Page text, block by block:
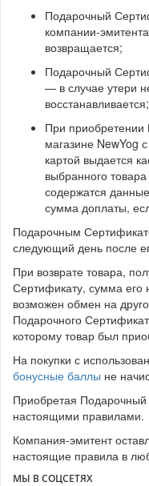
Подарочный
компании-
возвращается;
Подарочный
— в случае утери
восстанавливается;
При приобретении
магазине NewYog
картой выдается
выбранного
содержатся
сумма доплаты,
Подарочным
следующий день после
При возврате товара,
Сертификату, сумма
возможен обмен на
Подарочного
которому товар был
На покупки с
бонусные баллы не
Приобретая
настоящими правилами.
Компания-эмитент
настоящие правила в
МЫ В СОЦСЕТЯХ